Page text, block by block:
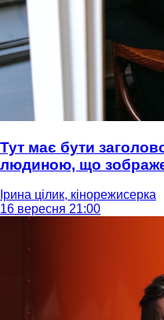
Тут має бути
людиною, що
Ірина цілик, кінорежисерка
16 вересня 21:00